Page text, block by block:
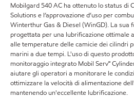
Mobilgard 540 AC ha ottenuto lo status di
Solutions e l’approvazione d’uso per
Winterthur Gas & Diesel (WinGD). La sua
progettata per una lubrificazione ottimale
alle temperature delle camicie dei cilindri
marini a due tempi. L'uso di questo
monitoraggio integrato Mobil Serv℠
aiutare gli operatori a monitorare le
ottimizzare la velocità di alimentazione
mantenendo un'eccellente lubrificazione.